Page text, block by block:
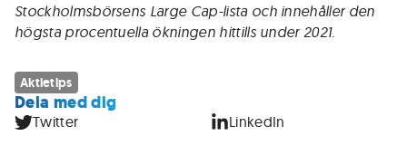
Stockholmsbörsens Large Cap-lista och innehåller den
högsta procentuella ökningen hittills under 2021.
Aktietips
Dela med dig
Twitter LinkedIn